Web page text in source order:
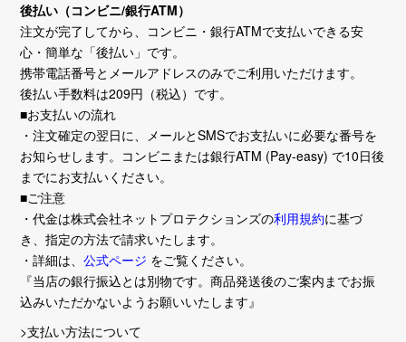
後払い（コンビニ/銀行ATM）
注文が完了してから、コンビニ・銀行ATMで支払いできる安
心・簡単な「後払い」です。
携帯電話番号とメールアドレスのみでご利用いただけます。
後払い手数料は209円（税込）です。
■お支払いの流れ
・注文確定の翌日に、メールとSMSでお支払いに必要な番号を
お知らせします。コンビニまたは銀行ATM (Pay-easy) で10日後
までにお支払いください。
■ご注意
・代金は株式会社ネットプロテクションズの利用規約に基づ
き、指定の方法で請求いたします。
・詳細は、公式ページ をご覧ください。
『当店の銀行振込とは別物です。商品発送後のご案内までお振
込みいただかないようお願いいたします』
>支払い方法について